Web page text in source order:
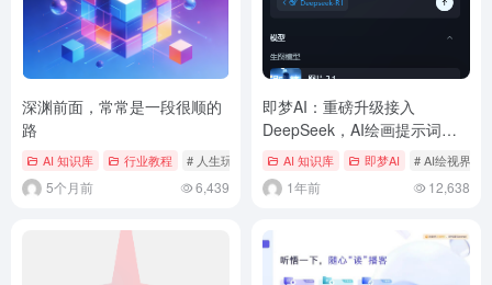
深渊前面，常常是一段很顺的
路
AI 知识库 行业教程 # 人生玩家 LifePlayer
5个月前 6,439
即梦AI：重磅升级接入
DeepSeek，AI绘画提示词更
自由，小白也能秒变大神
AI 知识库 即梦AI # AI绘视界
1年前 12,638